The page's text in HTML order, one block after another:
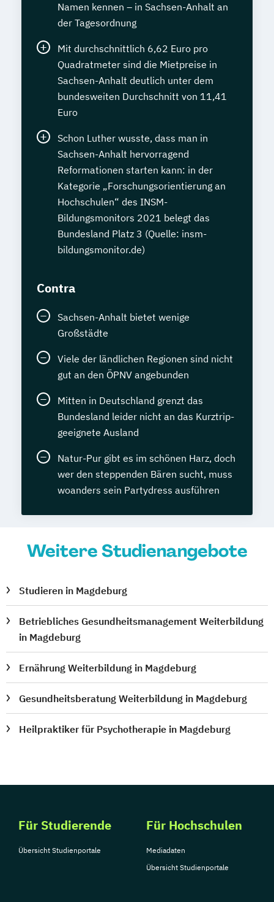
Namen kennen – in Sachsen-Anhalt an
der Tagesordnung
Mit durchschnittlich 6,62 Euro pro
Quadratmeter sind die Mietpreise in
Sachsen-Anhalt deutlich unter dem
bundesweiten Durchschnitt von 11,41
Euro
Schon Luther wusste, dass man in
Sachsen-Anhalt hervorragend
Reformationen starten kann: in der
Kategorie „Forschungsorientierung an
Hochschulen“ des INSM-
Bildungsmonitors 2021 belegt das
Bundesland Platz 3 (Quelle: insm-
bildungsmonitor.de)
Contra
Sachsen-Anhalt bietet wenige
Großstädte
Viele der ländlichen Regionen sind nicht
gut an den ÖPNV angebunden
Mitten in Deutschland grenzt das
Bundesland leider nicht an das Kurztrip-
geeignete Ausland
Natur-Pur gibt es im schönen Harz, doch
wer den steppenden Bären sucht, muss
woanders sein Partydress ausführen
Weitere Studienangebote
Studieren in Magdeburg
Betriebliches Gesundheitsmanagement Weiterbildung
in Magdeburg
Ernährung Weiterbildung in Magdeburg
Gesundheitsberatung Weiterbildung in Magdeburg
Heilpraktiker für Psychotherapie in Magdeburg
Für Studierende
Übersicht Studienportale
Für Hochschulen
Mediadaten
Übersicht Studienportale